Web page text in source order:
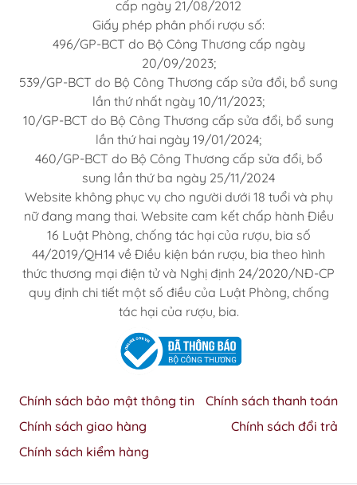
cấp ngày 21/08/2012
Giấy phép phân phối rượu số:
496/GP-BCT do Bộ Công Thương cấp ngày
20/09/2023;
539/GP-BCT do Bộ Công Thương cấp sửa đổi, bổ sung
lần thứ nhất ngày 10/11/2023;
10/GP-BCT do Bộ Công Thương cấp sửa đổi, bổ sung
lần thứ hai ngày 19/01/2024;
460/GP-BCT do Bộ Công Thương cấp sửa đổi, bổ
sung lần thứ ba ngày 25/11/2024
Website không phục vụ cho người dưới 18 tuổi và phụ
nữ đang mang thai. Website cam kết chấp hành Điều
16 Luật Phòng, chống tác hại của rượu, bia số
44/2019/QH14 về Điều kiện bán rượu, bia theo hình
thức thương mại điện tử và Nghị định 24/2020/NĐ-CP
quy định chi tiết một số điều của Luật Phòng, chống
tác hại của rượu, bia.
Chính sách bảo mật thông tin
Chính sách thanh toán
Chính sách giao hàng
Chính sách đổi trả
Chính sách kiểm hàng